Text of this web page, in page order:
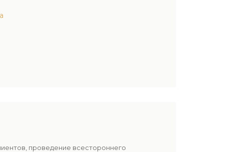
проведение всестороннего